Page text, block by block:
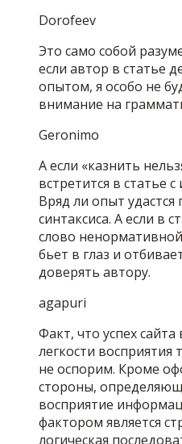
Dorofeev
Это само собой
если автор в статье
опытом, я особо не
внимание на
Geronimo
А если «казнить
встретится в статье
Вряд ли опыт удастся
синтаксиса. А если в
слово
бьет в глаз и
доверять автору.
agapuri
Факт, что успех
легкости восприятия
не оспорим. Кроме
стороны,
восприятие
фактором является
логическая